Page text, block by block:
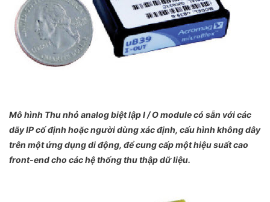
Mô hình Thu nhỏ analog biệt lập I / O module có sẵn với các
dãy IP cố định hoặc người dùng xác định, cấu hình không dây
trên một ứng dụng di động, để cung cấp một hiệu suất cao
front-end cho các hệ thống thu thập dữ liệu.